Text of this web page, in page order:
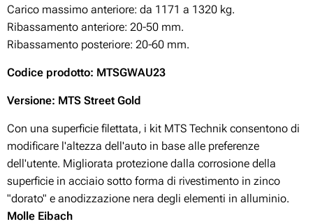
Carico massimo anteriore: da 1171 a 1320 kg.
Ribassamento anteriore: 20-50 mm.
Ribassamento posteriore: 20-60 mm.
Codice prodotto: MTSGWAU23
Versione: MTS Street Gold
Con una superficie filettata, i kit MTS Technik consentono di
modificare l'altezza dell'auto in base alle preferenze
dell'utente. Migliorata protezione dalla corrosione della
superficie in acciaio sotto forma di rivestimento in zinco
"dorato" e anodizzazione nera degli elementi in alluminio.
Molle Eibach